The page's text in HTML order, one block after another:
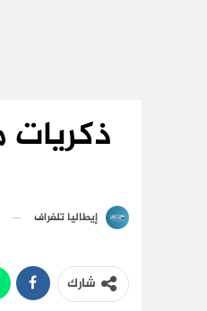
إيطاليا تلغراف
شارك